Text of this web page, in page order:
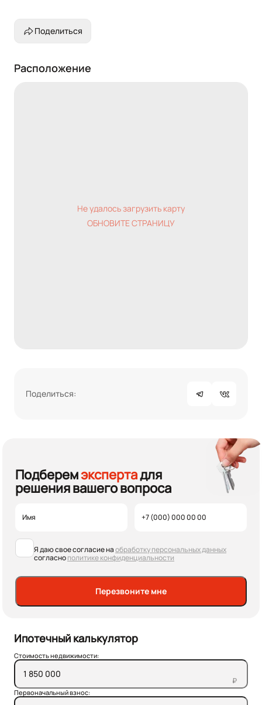
Поделиться
Расположение
Не удалось загрузить карту
ОБНОВИТЕ СТРАНИЦУ
Поделиться:
Подберемэкспертадля
решения вашего вопроса
Я даю свое согласие наобработку персональных данных
согласнополитике конфиденциальности
Перезвоните мне
Ипотечный калькулятор
Стоимость недвижимости:
₽
Первоначальный взнос: